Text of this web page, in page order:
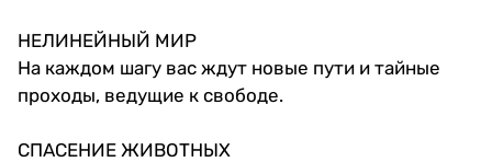
НЕЛИНЕЙНЫЙ МИР
На каждом шагу вас ждут новые пути и тайные
проходы, ведущие к свободе.
СПАСЕНИЕ ЖИВОТНЫХ